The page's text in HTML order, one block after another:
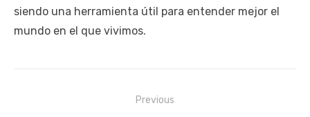
siendo una herramienta útil para entender mejor el
mundo en el que vivimos.
Previous